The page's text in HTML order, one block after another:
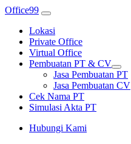
Office99
Lokasi
Private Office
Virtual Office
Pembuatan PT & CV
Jasa Pembuatan PT
Jasa Pembuatan CV
Cek Nama PT
Simulasi Akta PT
Hubungi Kami